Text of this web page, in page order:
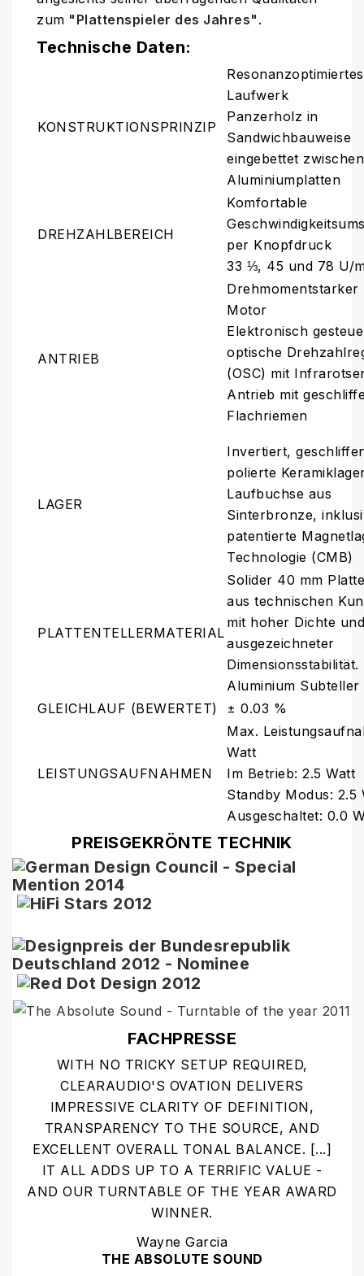
zum "Plattenspieler des Jahres" .
Technische Daten:
KONSTRUKTIONSPRINZIP
Resonanzoptimiertes
Laufwerk
Panzerholz in
Sandwichbauweise
eingebettet
Aluminiumplatten
DREHZAHLBEREICH
Komfortable
per Knopfdruck
33 ⅓, 45 und 78 U/
ANTRIEB
Drehmomentstarker
Motor
Elektronisch
optische
(OSC) mit
Antrieb mit
Flachriemen
LAGER
Invertiert,
polierte
Laufbuchse aus
Sinterbronze,
patentierte
Technologie (CMB)
PLATTENTELLERMATERIAL
Solider 40 mm
aus technischen
mit hoher Dichte und
ausgezeichneter
Dimensionsstabilität.
Aluminium Subteller
GLEICHLAUF (BEWERTET)
± 0.03 %
LEISTUNGSAUFNAHMEN
Max.
Watt
Im Betrieb: 2.5 Watt
Standby Modus: 2.5
Ausgeschaltet: 0.0
PREISGEKRÖNTE TECHNIK
FACHPRESSE
WITH NO TRICKY SETUP REQUIRED,
CLEARAUDIO'S OVATION DELIVERS
IMPRESSIVE CLARITY OF DEFINITION,
TRANSPARENCY TO THE SOURCE, AND
EXCELLENT OVERALL TONAL BALANCE. [...]
IT ALL ADDS UP TO A TERRIFIC VALUE -
AND OUR TURNTABLE OF THE YEAR AWARD
WINNER.
Wayne Garcia
THE ABSOLUTE SOUND